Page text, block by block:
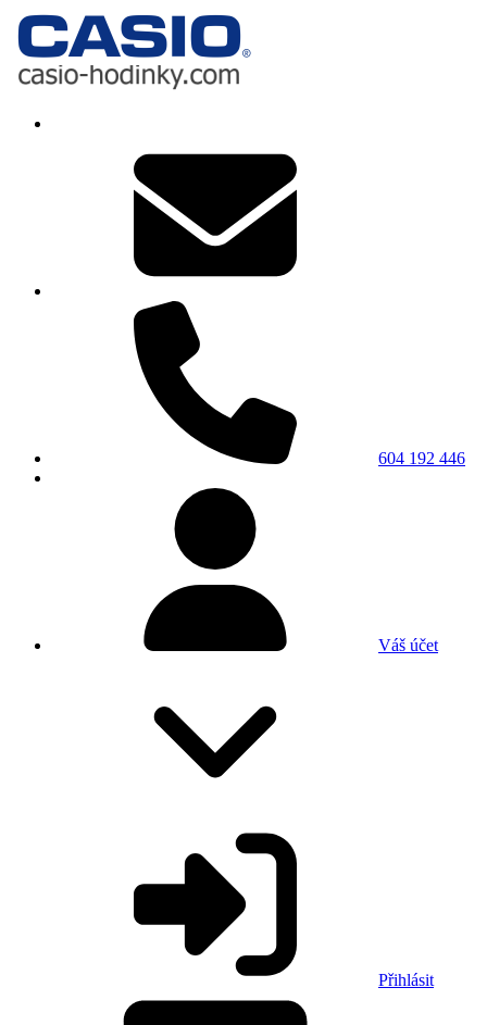
604 192 446
Váš účet
Přihlásit